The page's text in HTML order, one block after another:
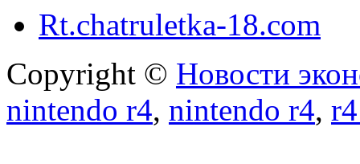
Rt.chatruletka-18.com
Copyright © Новости
nintendo r4, nintendo r4,